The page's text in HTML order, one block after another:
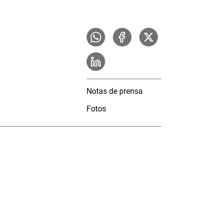
Notas de prensa
Fotos